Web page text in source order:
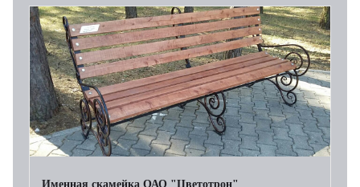
Именная скамейка ОАО "Цветотрон"